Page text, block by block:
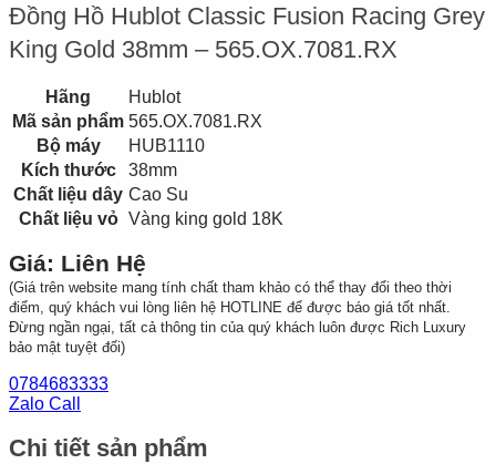
Đồng Hồ Hublot Classic Fusion Racing Grey
King Gold 38mm – 565.OX.7081.RX
Hãng
Hublot
Mã sản phẩm 565.OX.7081.RX
Bộ máy
HUB1110
Kích thước
38mm
Chất liệu dây Cao Su
Chất liệu vỏ Vàng king gold 18K
Giá: Liên Hệ
(Giá trên website mang tính chất tham khảo có thể thay đổi theo thời
điểm, quý khách vui lòng liên hệ HOTLINE để được báo giá tốt nhất.
Đừng ngần ngại, tất cả thông tin của quý khách luôn được Rich Luxury
bảo mật tuyệt đối)
0784683333
Zalo Call
Chi tiết sản phẩm